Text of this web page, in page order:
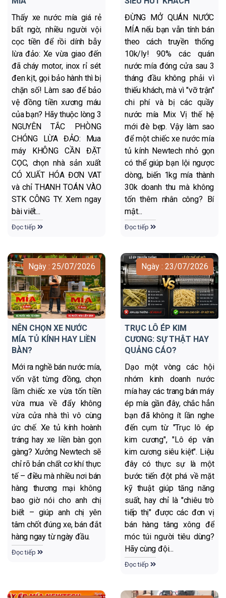
Thấy xe nước mía giá rẻ
bất ngờ, nhiều người vội
cọc tiền để rồi dính bẫy
lừa đảo: Xe vừa giao đến
đã cháy motor, inox rỉ sét
đen kịt, gọi bảo hành thì bị
chặn số! Làm sao để bảo
vệ đồng tiền xương máu
của bạn? Hãy thuộc lòng 3
NGUYÊN TẮC PHÒNG
CHÓNG LỪA ĐẢO: Mua
máy KHÔNG CẦN ĐẶT
CỌC, chọn nhà sản xuất
CÓ XUẤT HÓA ĐƠN VAT
và chỉ THANH TOÁN VÀO
STK CÔNG TY. Xem ngay
bài viết...
Đọc tiếp
ĐỪNG MỞ QUÁN NƯỚC
MÍA nếu bạn vẫn tính bán
theo cách truyền thống
10k/ly! 90% các quán
nước mía đóng cửa sau 3
tháng đầu không phải vì
thiếu khách, mà vì "vỡ trận"
chi phí và bị các quầy
nước mía Mix Vị thế hệ
mới đè bẹp. Vậy làm sao
để một chiếc xe nước mía
tủ kính Newtech nhỏ gọn
có thể giúp bạn lội ngược
dòng, biến 1kg mía thành
30k doanh thu mà không
tốn thêm nhân công? Bí
mật...
Đọc tiếp
NÊN CHỌN XE NƯỚC
MÍA TỦ KÍNH HAY LIỀN
BÀN?
Ngày : 25/07/2026
Mới ra nghề bán nước mía,
vốn vặt từng đồng, chọn
lầm chiếc xe vừa tốn tiền
vừa mua về đẩy không
vừa cửa nhà thì vô cùng
ức chế. Xe tủ kính hoành
tráng hay xe liền bàn gọn
gàng? Xưởng Newtech sẽ
chỉ rõ bản chất cơ khí thực
tế – điều mà nhiều nơi bán
hàng thương mại không
bao giờ nói cho anh chị
biết – giúp anh chị yên
tâm chốt đúng xe, bán đắt
hàng ngay từ ngày đầu.
Đọc tiếp
TRỤC LÔ ÉP KIM
CƯƠNG: SỰ THẬT HAY
QUẢNG CÁO?
Ngày : 23/07/2026
Dạo một vòng các hội
nhóm kinh doanh nước
mía hay các trang bán máy
ép mía gần đây, chắc hẳn
bạn đã không ít lần nghe
đến cụm từ "Trục lô ép
kim cương", "Lô ép vân
kim cương siêu kiệt". Liệu
đây có thực sự là một
bước tiến đột phá về mặt
kỹ thuật giúp tăng năng
suất, hay chỉ là "chiêu trò
tiếp thị" được các đơn vị
bán hàng tâng xông để
móc túi người tiêu dùng?
Hãy cùng đội...
Đọc tiếp